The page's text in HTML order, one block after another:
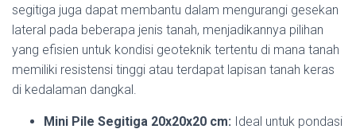
segitiga juga dapat membantu dalam mengurangi gesekan
lateral pada beberapa jenis tanah, menjadikannya pilihan
yang efisien untuk kondisi geoteknik tertentu di mana tanah
memiliki resistensi tinggi atau terdapat lapisan tanah keras
di kedalaman dangkal.
Mini Pile Segitiga 20x20x20 cm: Ideal untuk pondasi